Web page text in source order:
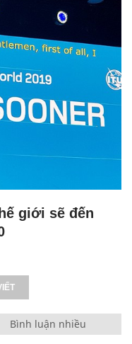
giới sẽ đến
Bình luận nhiều